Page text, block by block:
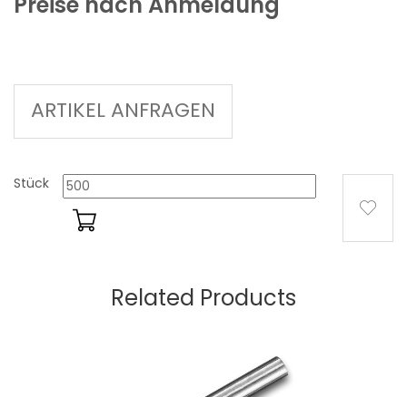
ARTIKEL ANFRAGEN
Stück
Related Products